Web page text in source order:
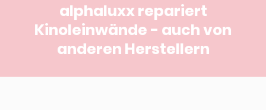
alphaluxx repariert
Kinoleinwände - auch von
anderen Herstellern